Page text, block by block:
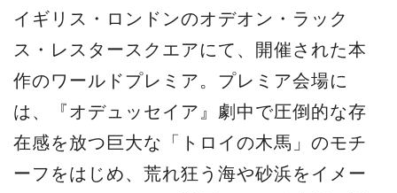
イギリス・ロンドンのオデオン・ラック
ス・レスタースクエアにて、開催された本
作のワールドプレミア。プレミア会場に
は、『オデュッセイア』劇中で圧倒的な存
在感を放つ巨大な「トロイの木馬」のモチ
ーフをはじめ、荒れ狂う海や砂浜をイメー